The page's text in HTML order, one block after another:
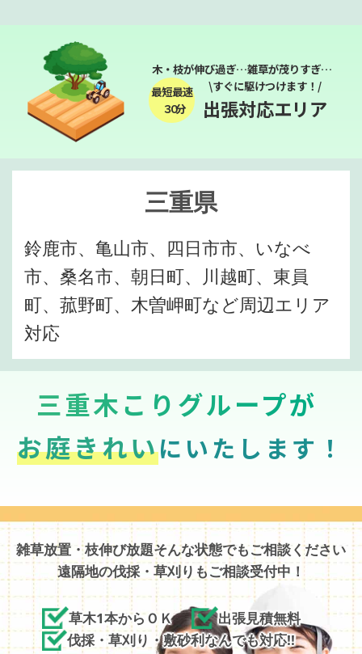
木・枝が伸び過ぎ…雑草が茂りすぎ…
最短最速
３０分
\すぐに駆けつけます！/
出張対応エリア
三重県
鈴鹿市、亀山市、四日市市、いなべ
市、桑名市、朝日町、川越町、東員
町、菰野町、木曽岬町など周辺エリア
対応
三重木こりグループが
お庭きれいにいたします！
雑草放置・枝伸び放題そんな状態でもご相談ください
遠隔地の伐採・草刈りもご相談受付中！
草木1本からＯＫ
出張見積無料
伐採・草刈り・敷砂利なんでも対応!!